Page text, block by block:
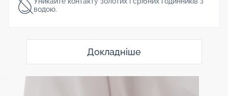
водою.
Докладніше